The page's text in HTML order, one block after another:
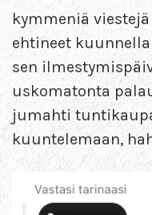
kymmeniä
ehtineet
sen
uskomatonta
jumahti
kuuntelemaan,